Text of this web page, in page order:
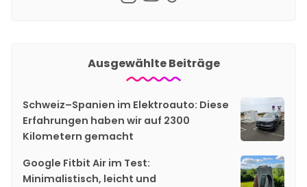
Ausgewählte Beiträge
Schweiz–Spanien im Elektroauto: Diese
Erfahrungen haben wir auf 2300
Kilometern gemacht
Google Fitbit Air im Test:
Minimalistisch, leicht und